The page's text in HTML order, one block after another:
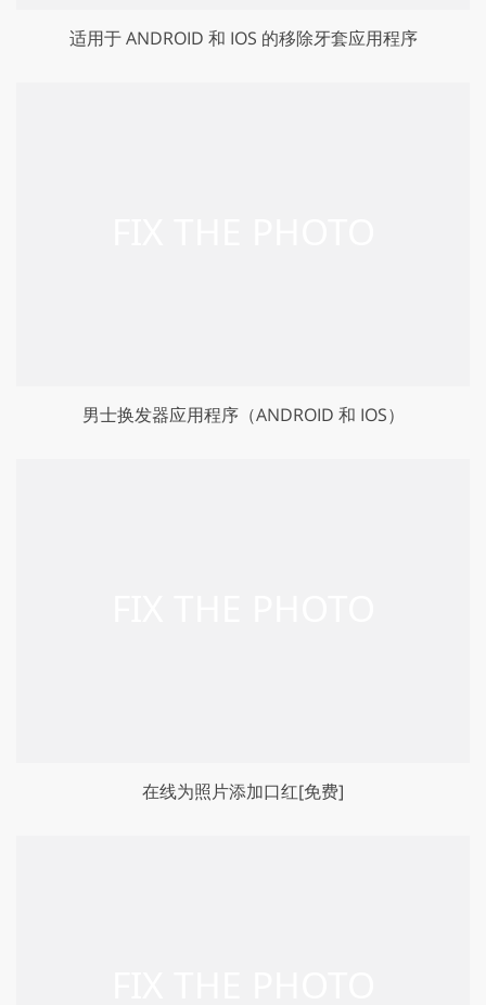
适用于 ANDROID 和 IOS 的移除牙套应用程序
男士换发器应用程序（ANDROID 和 IOS）
在线为照片添加口红[免费]